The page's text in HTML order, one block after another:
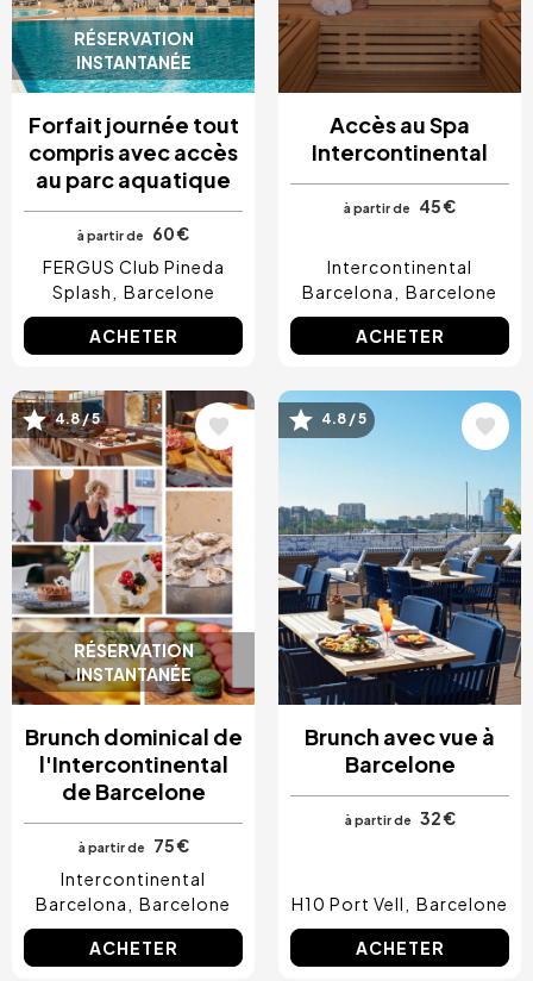
RÉSERVATION
INSTANTANÉE
Forfait journée tout
compris avec accès
au parc aquatique
à partir de
60 €
FERGUS Club Pineda
Splash
Barcelone
ACHETER
Accès au Spa
Intercontinental
à partir de 45 €
Intercontinental
Barcelona
Barcelone
ACHETER
RÉSERVATION
INSTANTANÉE
Image
4.8 / 5
Brunch dominical de
l'Intercontinental
de Barcelone
à partir de
75 €
Intercontinental
Barcelona
Barcelone
ACHETER
Image
4.8 / 5
Brunch avec vue à
Barcelone
à partir de 32 €
H10 Port Vell Barcelone
ACHETER